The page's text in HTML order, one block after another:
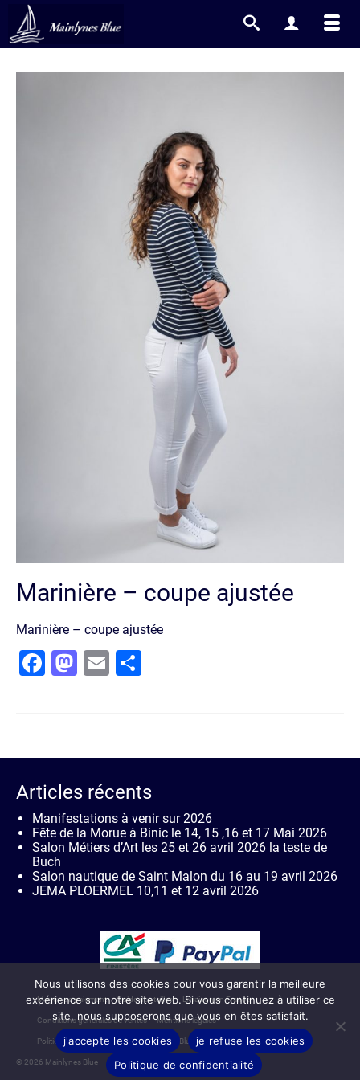
Marinière – coupe ajustée
Marinière – coupe ajustée
Facebook
Mastodon
Email
Articles récents
Manifestations à venir sur 2026
Fête de la Morue à Binic le 14, 15 ,16 et 17 Mai 2026
Salon Métiers d’Art les 25 et 26 avril 2026 la teste de
Buch
Salon nautique de Saint Malon du 16 au 19 avril 2026
JEMA PLOERMEL 10,11 et 12 avril 2026
Moyen de paiement Guide des tailles Livraison en France
Conditions générales de ventes Mentions légales
Politique de confidentialité de Mainlynes Blue Contact
© 2026 Mainlynes Blue
Nous utilisons des cookies pour vous garantir la meilleure
expérience sur notre site web. Si vous continuez à utiliser ce
site, nous supposerons que vous en êtes satisfait.
j'accepte les cookies
je refuse les cookies
Politique de confidentialité